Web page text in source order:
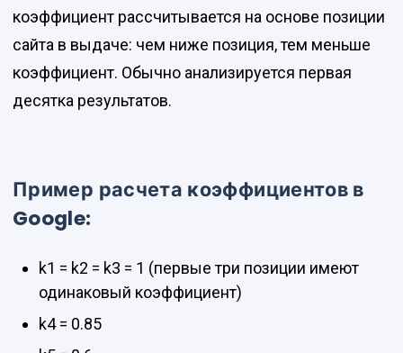
коэффициент рассчитывается на основе позиции
сайта в выдаче: чем ниже позиция, тем меньше
коэффициент. Обычно анализируется первая
десятка результатов.
Пример расчета коэффициентов в
Google:
k1 = k2 = k3 = 1 (первые три позиции имеют
одинаковый коэффициент)
k4 = 0.85